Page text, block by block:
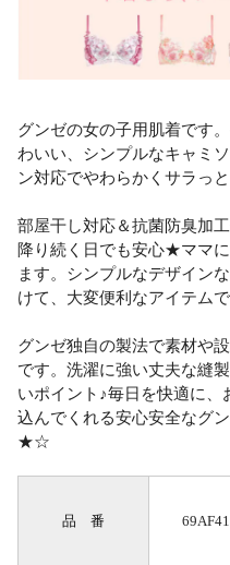
グンゼの女の子用肌着です
わいい、シンプルなキャミ
ン対応でやわらかくサラっ
部屋干し対応＆抗菌防臭加
降り続く日でも安心★ママ
ます。シンプルなデザイン
けて、大変便利なアイテムで
グンゼ独自の製法で素材や
です。洗濯に強い丈夫な縫
いポイント♪毎日を快適に
込んでくれる安心安全なグ
★☆
品 番